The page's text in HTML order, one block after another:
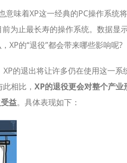
意味着XP这一经典的PC操作系统
为止最长寿的操作系统。数据显
XP的“退役”都会带来哪些影响呢?
XP的退出将让许多仍在使用这一
相比， XP的退役更会对整个产
益。具体表现如下：